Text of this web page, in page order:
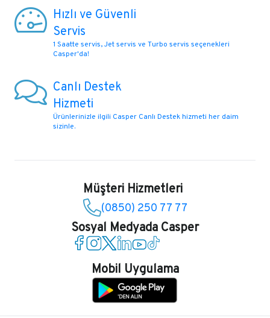
Hızlı ve Güvenli
Servis
1 Saatte servis, Jet servis ve Turbo servis seçenekleri
Casper'da!
Canlı Destek
Hizmeti
Ürünlerinizle ilgili Casper Canlı Destek hizmeti her daim
sizinle.
Müşteri Hizmetleri
(0850) 250 77 77
Sosyal Medyada Casper
Casper Facebook
Casper Instagram
Casper Twitter
Casper LinkedIn
Casper YouTube
Casper TikTok
Mobil Uygulama